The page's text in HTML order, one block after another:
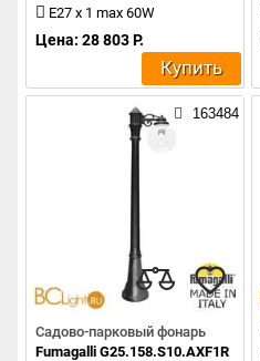
E27 x 1 max 60W
Цена: 28 803 Р.
Купить
163484
Садово-парковый фонарь
Fumagalli G25.158.S10.AXF1R